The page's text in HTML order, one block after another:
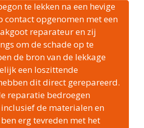
te lekken na een hevige
contact opgenomen met een
reparateur en zij
om de schade op te
de bron van de lekkage
een loszittende
dit direct gerepareerd.
reparatie bedroegen
de materialen en
erg tevreden met het